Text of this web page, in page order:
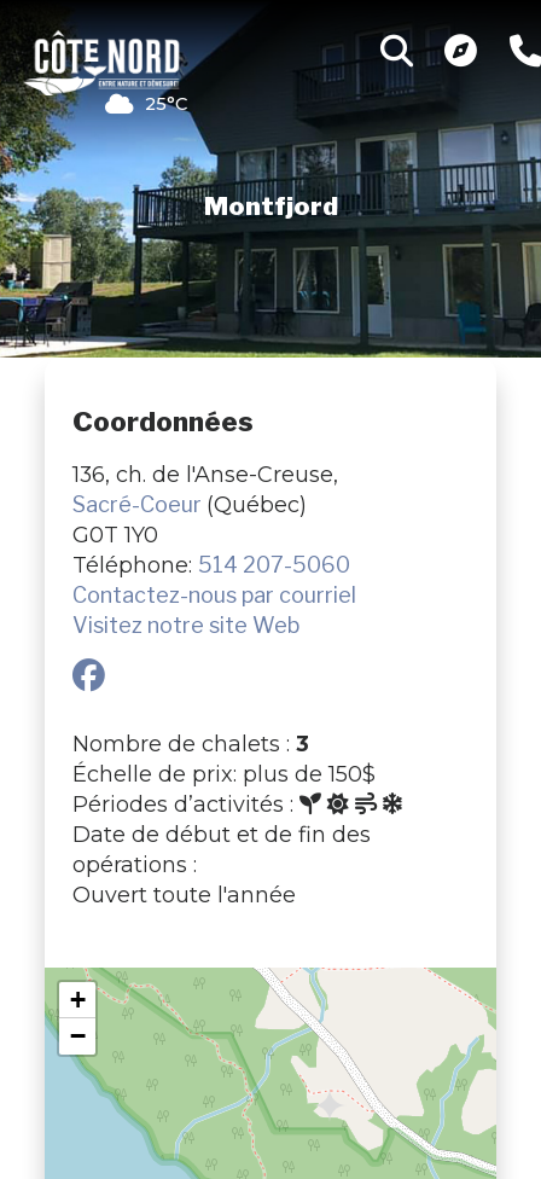
25°C
Montfjord
Coordonnées
136, ch. de l'Anse-Creuse,
Sacré-Coeur (Québec)
G0T 1Y0
Téléphone: 514 207-5060
Contactez-nous par courriel
Visitez notre site Web
Nombre de chalets : 3
Échelle de prix: plus de 150$
Périodes d’activités :
Date de début et de fin des
opérations :
Ouvert toute l'année
+
−